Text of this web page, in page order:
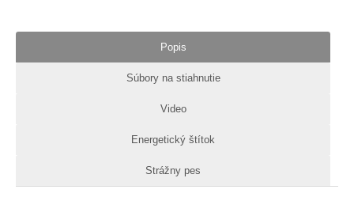
Popis
Súbory na stiahnutie
Video
Energetický štítok
Strážny pes